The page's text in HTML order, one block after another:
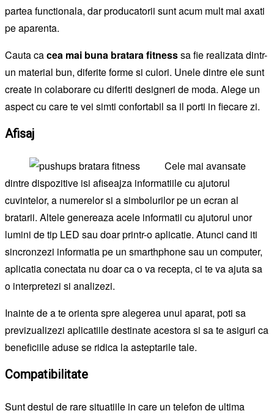
partea functionala, dar producatorii sunt acum mult mai axati
pe aparenta.
Cauta cacea mai buna bratara fitnesssa fie realizata dintr-
un material bun, diferite forme si culori. Unele dintre ele sunt
create in colaborare cu diferiti designeri de moda. Alege un
aspect cu care te vei simti confortabil sa il porti in fiecare zi.
Afisaj
Cele mai avansate
dintre dispozitive isi afiseajza informatiile cu ajutorul
cuvintelor, a numerelor si a simbolurilor pe un ecran al
bratarii. Altele genereaza acele informatii cu ajutorul unor
lumini de tip LED sau doar printr-o aplicatie. Atunci cand iti
sincronzezi informatia pe un smarthphone sau un computer,
aplicatia conectata nu doar ca o va recepta, ci te va ajuta sa
o interpretezi si analizezi.
Inainte de a te orienta spre alegerea unui aparat, poti sa
previzualizezi aplicatiile destinate acestora si sa te asiguri ca
beneficiile aduse se ridica la asteptarile tale.
Compatibilitate
Sunt destul de rare situatiile in care un telefon de ultima